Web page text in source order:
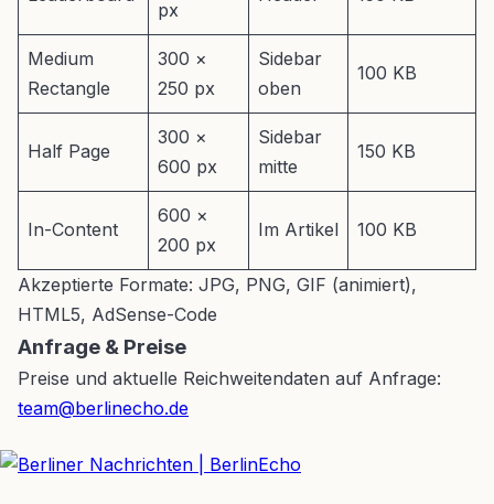
px
Medium
Rectangle
300 ×
250 px
Sidebar
oben
100 KB
Half Page
300 ×
600 px
Sidebar
mitte
150 KB
In-Content
600 ×
200 px
Im Artikel 100 KB
Akzeptierte Formate: JPG, PNG, GIF (animiert),
HTML5, AdSense-Code
Anfrage & Preise
Preise und aktuelle Reichweitendaten auf Anfrage:
team@berlinecho.de